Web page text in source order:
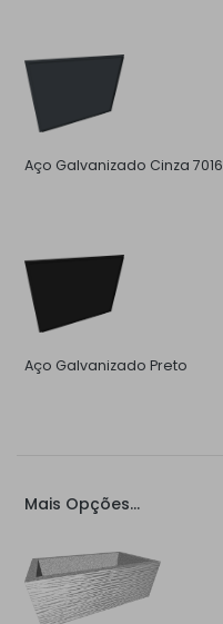
Aço Galvanizado Cinza 7016
Aço Galvanizado Preto
Mais Opções...